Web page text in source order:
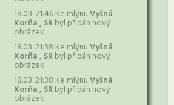
18.03. 21:46 Ke mlýnuVyšná
Korňa , SRbyl přidán nový
obrázek
18.03. 21:38 Ke mlýnuVyšná
Korňa , SRbyl přidán nový
obrázek
18.03. 21:38 Ke mlýnuVyšná
Korňa , SRbyl přidán nový
obrázek